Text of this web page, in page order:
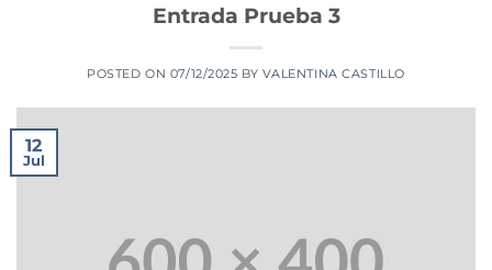
Entrada Prueba 3
POSTED ON 07/12/2025 BY VALENTINA CASTILLO
12
Jul